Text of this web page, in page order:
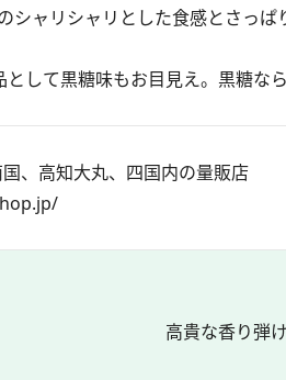
シャリシャリとした食感とさっ
して黒糖味もお目見え。黒糖な
、高知大丸、四国内の量販店
高貴な香り弾